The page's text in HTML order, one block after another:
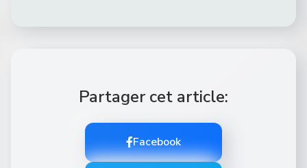
Partager cet article:
Facebook